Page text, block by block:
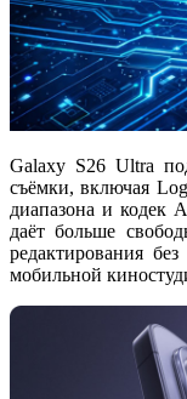
Galaxy S26 Ultra
съёмки, включая
диапазона и кодек
даёт больше
редактирования
мобильной